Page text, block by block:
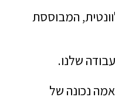
המבוססת
שלנו.
נכונה של